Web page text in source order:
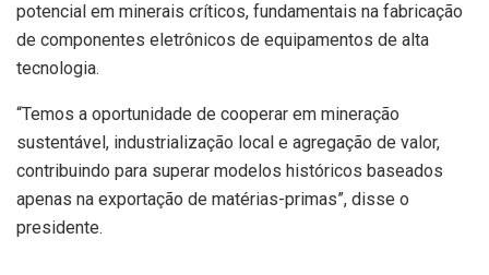
potencial em minerais críticos, fundamentais na fabricação
de componentes eletrônicos de equipamentos de alta
tecnologia.
“Temos a oportunidade de cooperar em mineração
sustentável, industrialização local e agregação de valor,
contribuindo para superar modelos históricos baseados
apenas na exportação de matérias-primas”, disse o
presidente.